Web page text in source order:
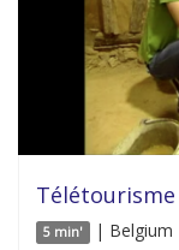
5 min' | Belgium